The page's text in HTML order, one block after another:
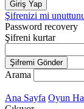
Şifrenizi mi
Password recovery
Şifreni kurtar
Arama
Ana Sayfa Oyun